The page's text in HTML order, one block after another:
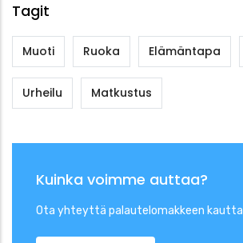
Tagit
Muoti Ruoka Elämäntapa
Urheilu Matkustus
Kuinka voimme auttaa?
Ota yhteyttä palautelomakkeen kautta